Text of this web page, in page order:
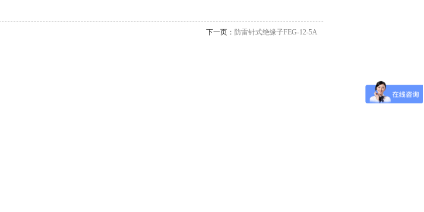
下一页： 防雷针式绝缘子FEG-12-5A